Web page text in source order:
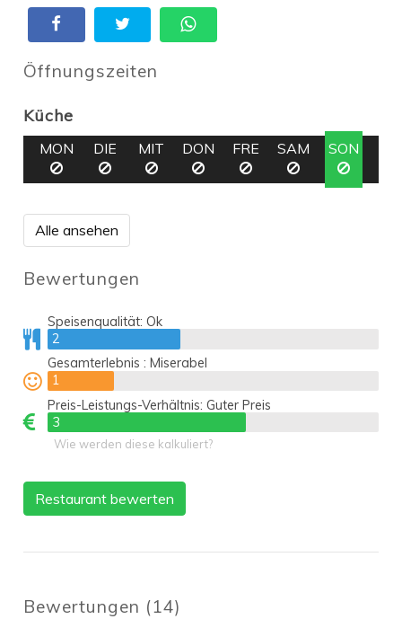
Öffnungszeiten
Küche
MON DIE MIT DON FRE SAM SON
Alle ansehen
Bewertungen
Speisenqualität:Ok
2
2
Gesamterlebnis : Miserabel
1
1
Preis-Leistungs-Verhältnis:Guter Preis
3
3
Wie werden diese kalkuliert?
Restaurant bewerten
Bewertungen (14)